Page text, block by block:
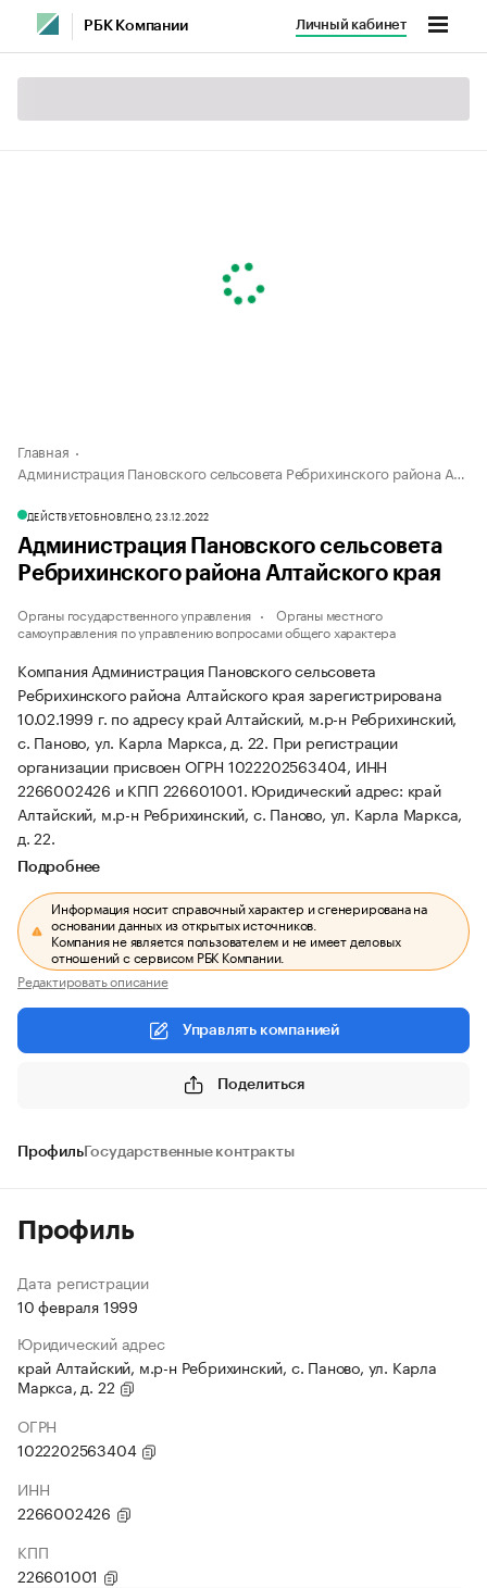
РБК Компании Личный кабинет
Главная
Администрация Пановского сельсовета Ребрихинского района Алтайского края
ДЕЙСТВУЕТОБНОВЛЕНО, 23.12.2022
Администрация Пановского сельсовета
Ребрихинского района Алтайского края
Органы государственного управления
Органы местного
самоуправления по управлению вопросами общего характера
Компания Администрация Пановского сельсовета
Ребрихинского района Алтайского края зарегистрирована
10.02.1999 г. по адресу край Алтайский, м.р-н Ребрихинский,
с. Паново, ул. Карла Маркса, д. 22. При регистрации
организации присвоен ОГРН 1022202563404, ИНН
2266002426 и КПП 226601001. Юридический адрес: край
Алтайский, м.р-н Ребрихинский, с. Паново, ул. Карла Маркса,
д. 22.
Подробнее
Информация носит справочный характер и сгенерирована на
основании данных из открытых источников.
Компания не является пользователем и не имеет деловых
отношений с сервисом РБК Компании.
Редактировать описание
Управлять компанией
Поделиться
ПрофильГосударственные контракты
Профиль
Дата регистрации
10 февраля 1999
Юридический адрес
край Алтайский, м.р-н Ребрихинский, с. Паново, ул. Карла
Маркса, д. 22
ОГРН
1022202563404
ИНН
2266002426
КПП
226601001